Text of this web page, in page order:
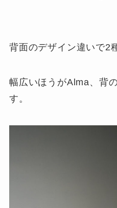
背面のデザイン違いで2
幅広いほうがAlma、背
す。